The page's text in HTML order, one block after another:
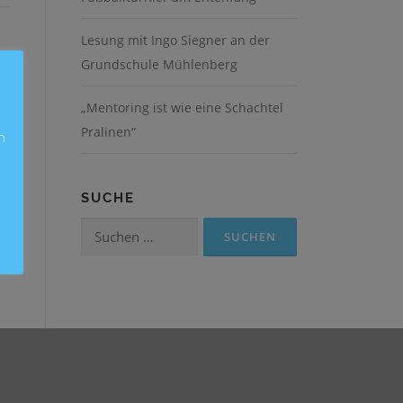
Lesung mit Ingo Siegner an der
Grundschule Mühlenberg
„Mentoring ist wie eine Schachtel
Pralinen“
SUCHE
Suchen